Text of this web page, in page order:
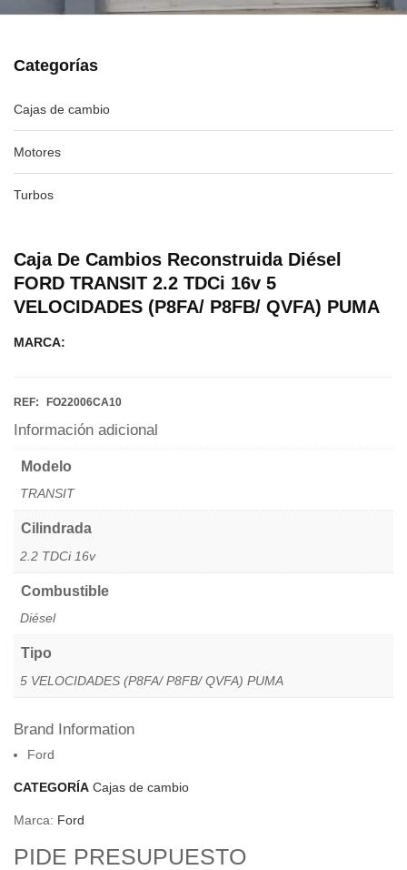
Categorías
Cajas de cambio
Motores
Turbos
Caja De Cambios Reconstruida Diésel
FORD TRANSIT 2.2 TDCi 16v 5
VELOCIDADES (P8FA/ P8FB/ QVFA) PUMA
MARCA:
REF: FO22006CA10
Información adicional
Modelo
TRANSIT
Cilindrada
2.2 TDCi 16v
Combustible
Diésel
Tipo
5 VELOCIDADES (P8FA/ P8FB/ QVFA) PUMA
Brand Information
Ford
CATEGORÍA Cajas de cambio
Marca: Ford
PIDE PRESUPUESTO